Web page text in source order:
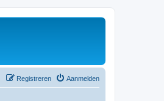
Aanmelden
Registreren